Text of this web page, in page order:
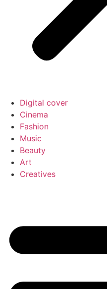
Digital cover
Cinema
Fashion
Music
Beauty
Art
Creatives